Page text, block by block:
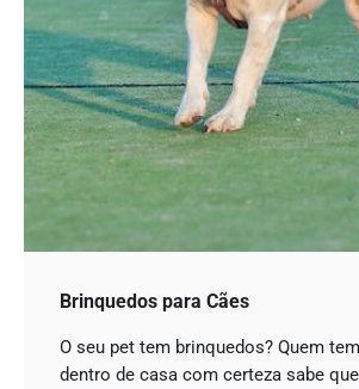
Brinquedos para Cães
O seu pet tem brinquedos? Quem
dentro de casa com certeza sabe